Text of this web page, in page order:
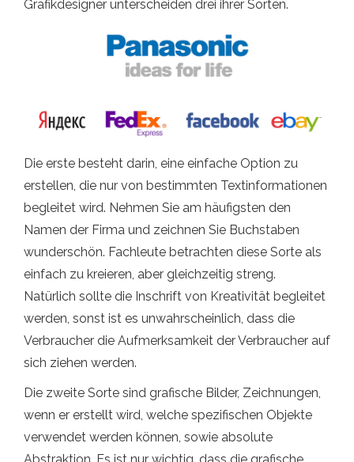
Grafikdesigner unterscheiden drei ihrer Sorten.
Die erste besteht darin, eine einfache Option zu
erstellen, die nur von bestimmten Textinformationen
begleitet wird. Nehmen Sie am häufigsten den
Namen der Firma und zeichnen Sie Buchstaben
wunderschön. Fachleute betrachten diese Sorte als
einfach zu kreieren, aber gleichzeitig streng.
Natürlich sollte die Inschrift von Kreativität begleitet
werden, sonst ist es unwahrscheinlich, dass die
Verbraucher die Aufmerksamkeit der Verbraucher auf
sich ziehen werden.
Die zweite Sorte sind grafische Bilder, Zeichnungen,
wenn er erstellt wird, welche spezifischen Objekte
verwendet werden können, sowie absolute